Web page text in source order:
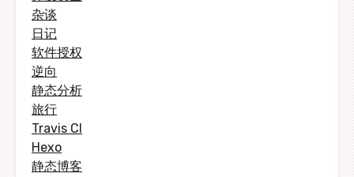
杂谈
日记
软件授权
逆向
静态分析
旅行
Travis CI
Hexo
静态博客